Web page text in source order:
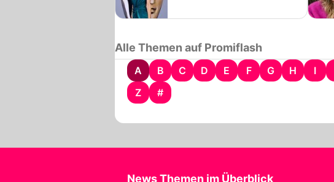
Alle Themen auf Promiflash
A B C D E F G H I
Z
#
News Themen im Überblick